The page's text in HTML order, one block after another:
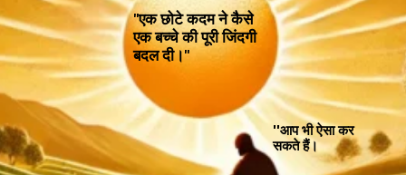
"एक छोटे कदम ने कैसे
एक बच्चे की पूरी जिंदगी
बदल दी।"
''आप भी ऐसा कर
सकते हैं।